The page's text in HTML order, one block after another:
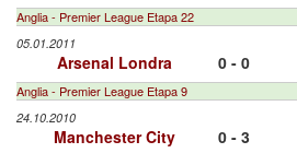
Anglia - Premier League Etapa 22
05.01.2011
Arsenal Londra 0 - 0
Anglia - Premier League Etapa 9
24.10.2010
Manchester City 0 - 3